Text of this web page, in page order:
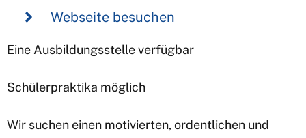
Webseite besuchen
Eine Ausbildungsstelle verfügbar
Schülerpraktika möglich
Wir suchen einen motivierten, ordentlichen und